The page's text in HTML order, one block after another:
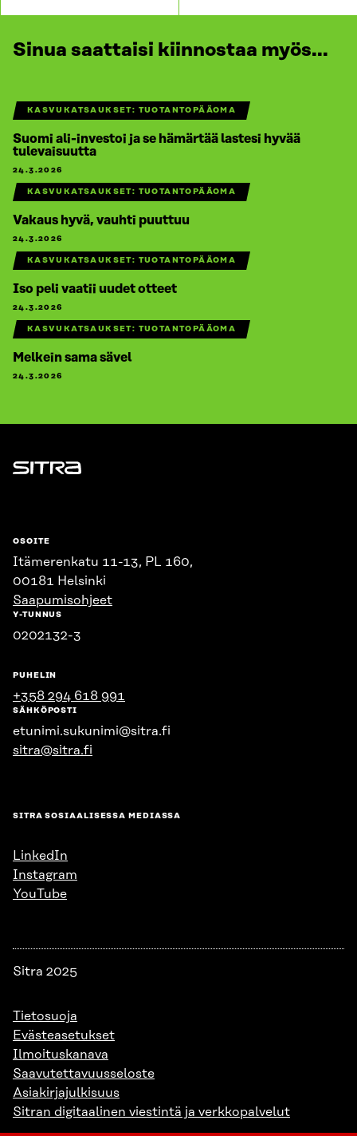
Sinua saattaisi kiinnostaa myös...
KASVUKATSAUKSET: TUOTANTOPÄÄOMA
Suomi ali-investoi ja se hämärtää lastesi hyvää
tulevaisuutta
24.3.2026
KASVUKATSAUKSET: TUOTANTOPÄÄOMA
Vakaus hyvä, vauhti puuttuu
24.3.2026
KASVUKATSAUKSET: TUOTANTOPÄÄOMA
Iso peli vaatii uudet otteet
24.3.2026
KASVUKATSAUKSET: TUOTANTOPÄÄOMA
Melkein sama sävel
24.3.2026
Sitra
OSOITE
Itämerenkatu 11-13, PL 160,
00181 Helsinki
Saapumisohjeet
Y-TUNNUS
0202132-3
PUHELIN
+358 294 618 991
SÄHKÖPOSTI
etunimi.sukunimi@sitra.fi
sitra@sitra.fi
SITRA SOSIAALISESSA MEDIASSA
LinkedIn
Instagram
YouTube
Sitra 2025
Tietosuoja
Evästeasetukset
Ilmoituskanava
Saavutettavuusseloste
Asiakirjajulkisuus
Sitran digitaalinen viestintä ja verkkopalvelut